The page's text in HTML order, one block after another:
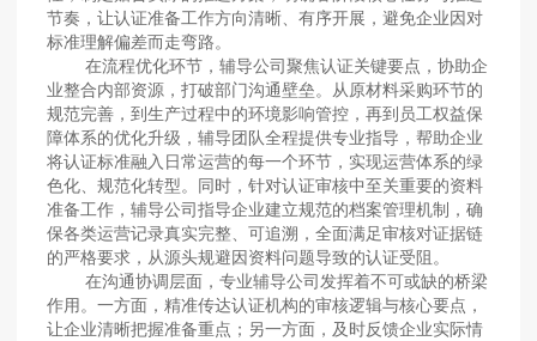
节奏，让认证准备工作方向清晰、有序开展，避免企业因对
标准理解偏差而走弯路。
在流程优化环节，辅导公司聚焦认证关键要点，协助企
业整合内部资源，打破部门沟通壁垒。从原材料采购环节的
规范完善，到生产过程中的环境影响管控，再到员工权益保
障体系的优化升级，辅导团队全程提供专业指导，帮助企业
将认证标准融入日常运营的每一个环节，实现运营体系的绿
色化、规范化转型。同时，针对认证审核中至关重要的资料
准备工作，辅导公司指导企业建立规范的档案管理机制，确
保各类运营记录真实完整、可追溯，全面满足审核对证据链
的严格要求，从源头规避因资料问题导致的认证受阻。
在沟通协调层面，专业辅导公司发挥着不可或缺的桥梁
作用。一方面，精准传达认证机构的审核逻辑与核心要点，
让企业清晰把握准备重点；另一方面，及时反馈企业实际情